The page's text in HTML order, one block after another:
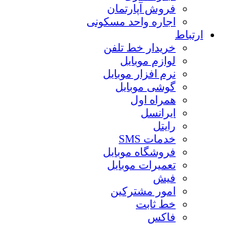
فروش آپارتمان
اجاره واحد مسکونی
ارتباط
خریدار خط تلفن
لوازم موبایل
نرم افزار موبایل
گوشی موبایل
همراه اول
ایرانسل
رایتل
خدمات SMS
فروشگاه موبایل
تعمیرات موبایل
فیش
امور مشترکین
خط ثابت
فاکس